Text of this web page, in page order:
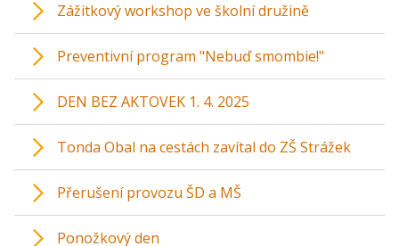
Zážitkový workshop ve školní družině
Preventivní program "Nebuď smombie!"
DEN BEZ AKTOVEK 1. 4. 2025
Tonda Obal na cestách zavítal do ZŠ Strážek
Přerušení provozu ŠD a MŠ
Ponožkový den